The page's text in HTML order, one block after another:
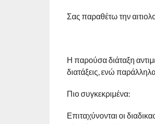
Σας παραθέτω την
Η παρούσα διάταξη
διατάξεις, ενώ
Πιο συγκεκριμένα:
Επιταχύνονται οι